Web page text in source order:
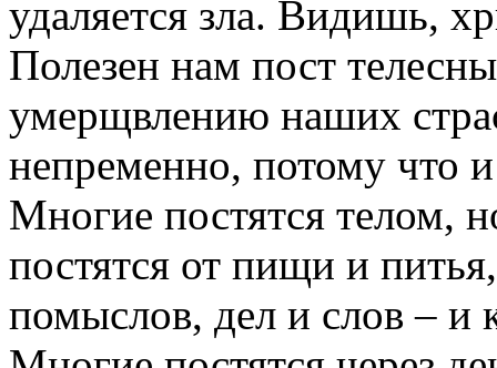
удаляется зла. Видишь,
Полезен нам пост
умерщвлению наших
непременно, потому что
Многие постятся телом,
постятся от пищи и
помыслов, дел и слов – и